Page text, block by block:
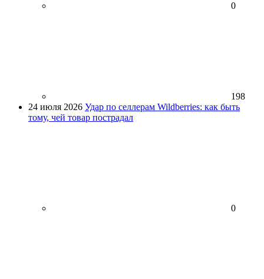
0
198
24 июля 2026 Удар по селлерам Wildberries: как быть
тому, чей товар пострадал
0